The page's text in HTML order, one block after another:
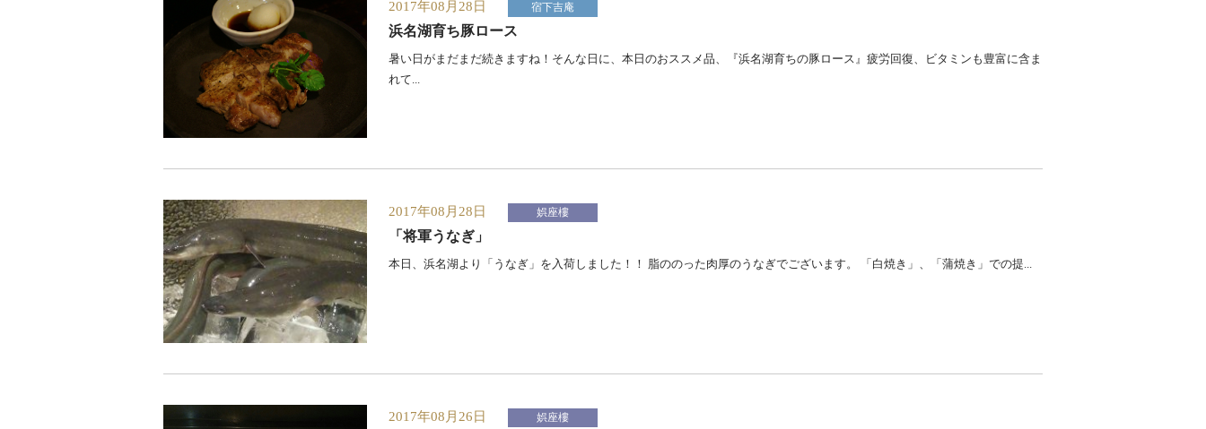
2017年08月28日 宿下吉庵
浜名湖育ち豚ロース
暑い日がまだまだ続きますね！そんな日に、本日のおススメ品、『浜名湖育ちの豚ロース』疲労回復、ビタミンも豊富に含ま
れて...
2017年08月28日 娯座樓
「将軍うなぎ」
本日、浜名湖より「うなぎ」を入荷しました！！ 脂ののった肉厚のうなぎでございます。 「白焼き」、「蒲焼き」での提...
2017年08月26日 娯座樓